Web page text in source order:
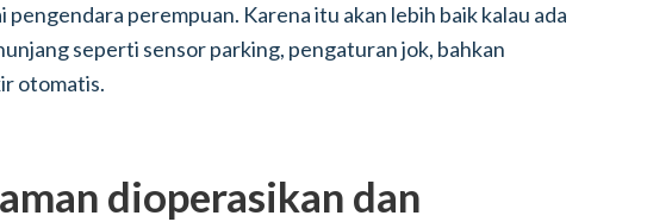
pengendara perempuan. Karena itu akan lebih baik kalau ada
seperti sensor parking, pengaturan jok, bahkan
otomatis.
dioperasikan dan